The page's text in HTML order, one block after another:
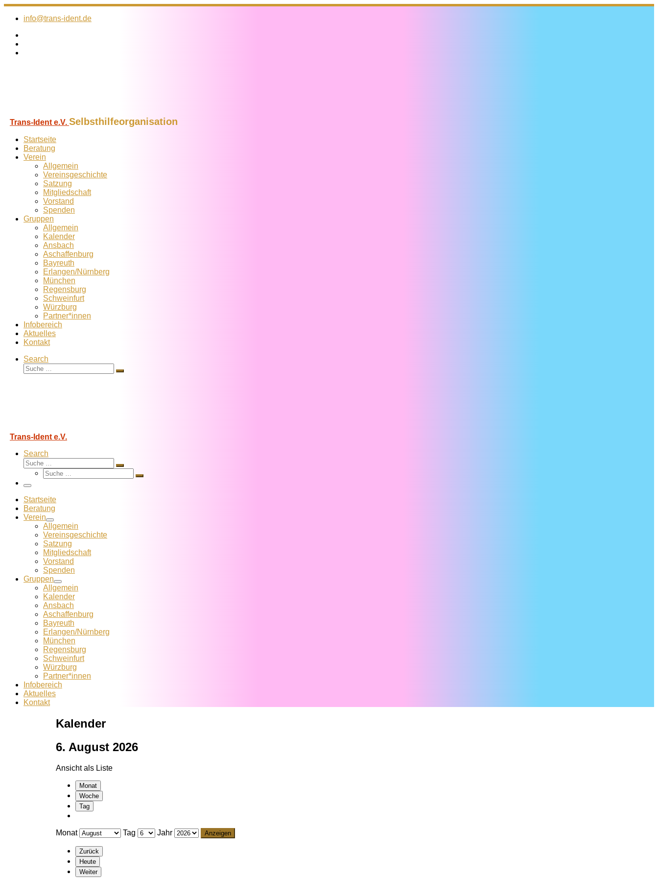
Zum
Inhalt
info@trans-ident.de
Trans-Ident e.V. Selbsthilfeorganisation
Startseite
Beratung
Verein
Allgemein
Vereins­geschichte
Satzung
Mitglied­schaft
Vorstand
Spenden
Gruppen
Allgemein
Kalender
Ansbach
Aschaffenburg
Bayreuth
Erlangen/Nürnberg
München
Regensburg
Schweinfurt
Würzburg
Partner*innen
Infobereich
Aktuelles
Kontakt
Search
Suche
Suche
Trans-Ident e.V.
Search
Suche
Suche
Suche
Suche
Menü
Startseite
Beratung
Verein
Allgemein
Vereins­geschichte
Satzung
Mitglied­schaft
Vorstand
Spenden
Gruppen
Allgemein
Kalender
Ansbach
Aschaffenburg
Bayreuth
Erlangen/Nürnberg
München
Regensburg
Schweinfurt
Würzburg
Partner*innen
Infobereich
Aktuelles
Kontakt
Kalender
6. August 2026
Ansicht als Liste
Monat
Woche
Tag
Monat Tag Jahr
Zurück
Heute
Weiter